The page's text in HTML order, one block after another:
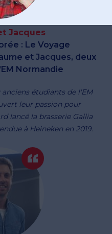
Jacques
: Le Voyage
et Jacques, deux
Normandie
étudiants de l'EM
leur passion pour
lancé la brasserie Gallia
à Heineken en 2019.